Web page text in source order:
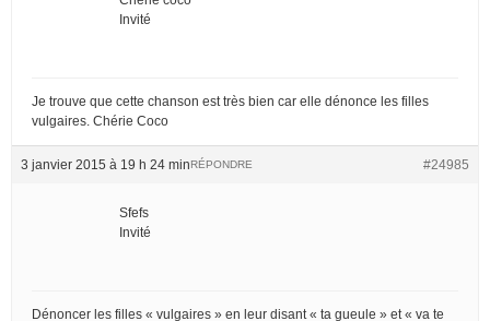
Invité
Je trouve que cette chanson est très bien car elle dénonce les filles
vulgaires. Chérie Coco
3 janvier 2015 à 19 h 24 min #24985
RÉPONDRE
Sfefs
Invité
Dénoncer les filles « vulgaires » en leur disant « ta gueule » et « va te